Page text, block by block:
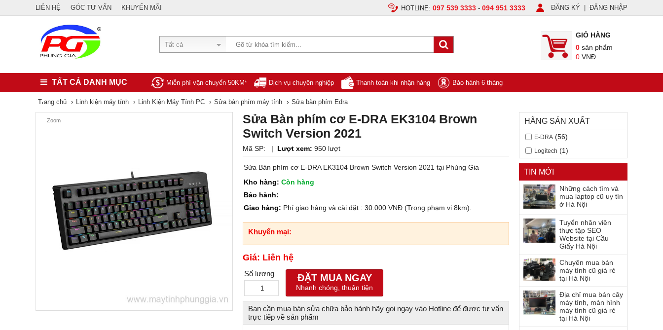
LIÊN HỆ GÓC TƯ VẤN KHUYẾN MÃI HOTLINE: 097 539 3333 - 094 951 3333 ĐĂNG KÝ ĐĂNG NHẬP
Tất cả
GIỎ HÀNG
0 sản phẩm
0 VNĐ
TẤT CẢ DANH MỤC Miễn phí vận chuyển 50KM* Dịch vụ chuyên nghiệp Thanh toán khi nhận hàng Bảo hành 6 tháng
Trang chủ › Linh kiện máy tính › Linh Kiện Máy Tính PC › Sửa bàn phím máy tính › Sửa bàn phím Edra
Zoom
Sửa Bàn phím cơ E-DRA EK3104 Brown
Switch Version 2021
Mã SP: | Lượt xem: 950 lượt
Sửa Bàn phím cơ E-DRA EK3104 Brown Switch Version 2021 tại Phùng Gia
Kho hàng: Còn hàng
Bảo hành:
Giao hàng: Phí giao hàng và cài đặt : 30.000 VNĐ (Trong phạm vi 8km).
Khuyến mại:
Giá: Liên hệ
Số lượng ĐẶT MUA NGAY
Nhanh chóng, thuận tiện
Bạn cần mua bán sửa chữa bảo hành hãy gọi ngay vào Hotline để được tư vấn
trực tiếp về sản phẩm
HÃNG SẢN XUẤT
E-DRA (56)
Logitech (1)
TIN MỚI
Những cách tìm và
mua laptop cũ uy tín
ở Hà Nội
Tuyển nhân viên
thực tập SEO
Website tại Cầu
Giấy Hà Nội
Chuyên mua bán
máy tính cũ giá rẻ
tại Hà Nội
Địa chỉ mua bán cây
máy tính, màn hình
máy tính cũ giá rẻ
tại Hà Nội